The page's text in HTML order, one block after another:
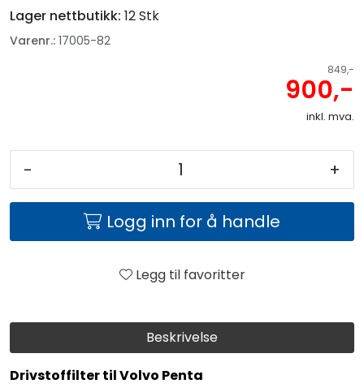
Beskrivelse
Drivstoffilter til Volvo Penta
Lager nettbutikk: 12 Stk
Varenr.: 17005-82
849,-
900,-
inkl. mva.
- +
Logg inn for å handle
Legg til favoritter